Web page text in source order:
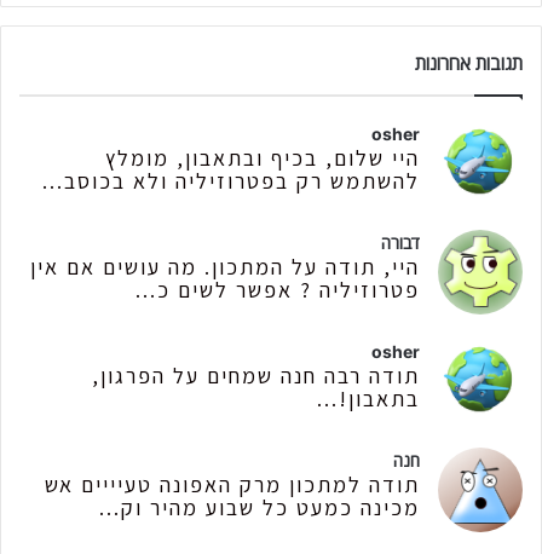
תגובות אחרונות
osher
היי שלום, בכיף ובתאבון, מומלץ
להשתמש רק בפטרוזיליה ולא בכוסב...
דבורה
היי, תודה על המתכון. מה עושים אם אין
פטרוזיליה ? אפשר לשים כ...
osher
תודה רבה חנה שמחים על הפרגון,
בתאבון!...
חנה
תודה למתכון מרק האפונה טעיייים אש
מכינה כמעט כל שבוע מהיר וק...